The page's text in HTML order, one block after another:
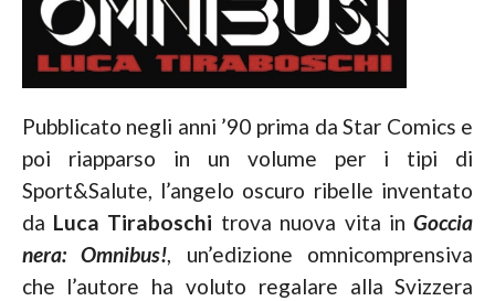
Pubblicato negli anni ’90 prima da Star Comics e
poi riapparso in un volume per i tipi di
Sport&Salute, l’angelo oscuro ribelle inventato
da Luca Tiraboschi trova nuova vita inGoccia
nera: Omnibus!, un’edizione omnicomprensiva
che l’autore ha voluto regalare alla Svizzera